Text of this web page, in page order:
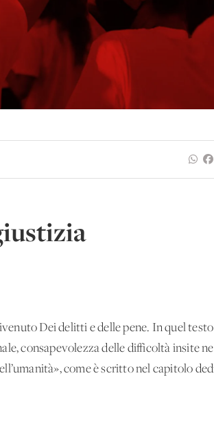
Dei delitti e delle pene. In quel testo
consapevolezza delle difficoltà insite
come è scritto nel capitolo